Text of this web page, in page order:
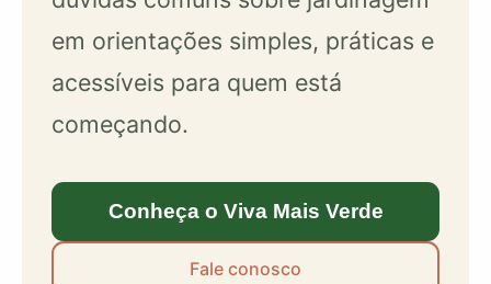
em orientações simples, práticas e
acessíveis para quem está
começando.
Conheça o Viva Mais Verde
Fale conosco